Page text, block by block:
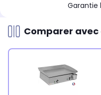
Garantie
Comparer